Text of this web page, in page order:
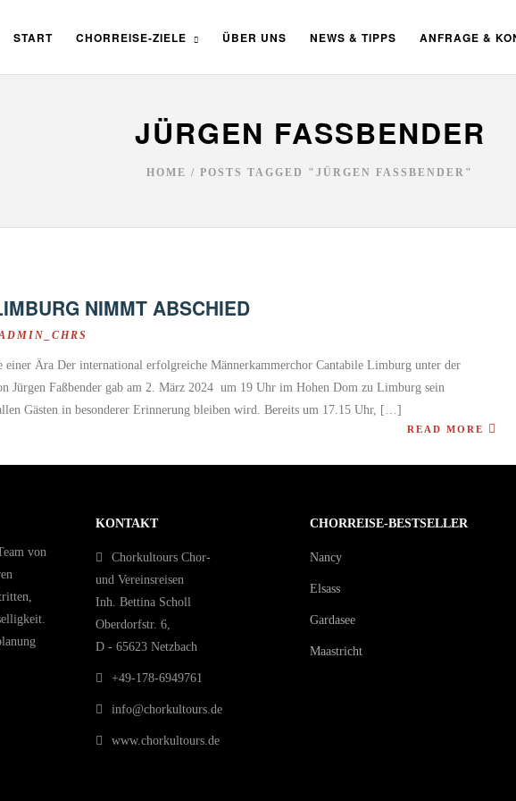
START CHORREISE-ZIELE ÜBER UNS NEWS & TIPPS ANFRAGE &
JÜRGEN FASSBENDER
HOME / POSTS TAGGED "JÜRGEN FASSBENDER"
NIMMT ABSCHIED
einer Ära Der international erfolgreiche Männerkammerchor Cantabile Limburg unter der
Jürgen Faßbender gab am 2. März 2024 um 19 Uhr im Hohen Dom zu Limburg sein
Gästen in besonderer Erinnerung bleiben wird. Bereits um 17.15 Uhr, […]
READ MORE
von
KONTAKT
Chorkultours Chor-
und Vereinsreisen
Inh. Bettina Scholl
Oberdorfstr. 6,
D - 65623 Netzbach
+49-178-6949761
info@chorkultours.de
www.chorkultours.de
CHORREISE-BESTSELLER
Nancy
Elsass
Gardasee
Maastricht